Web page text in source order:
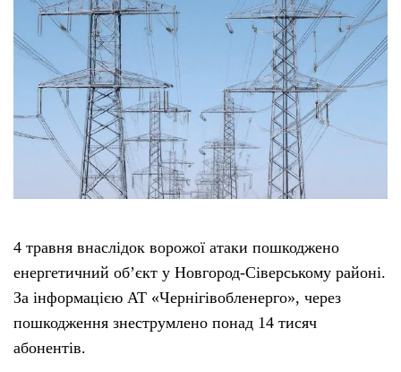
4 травня внаслідок ворожої атаки пошкоджено
енергетичний об’єкт у Новгород-Сіверському районі.
За інформацією АТ «Чернігівобленерго», через
пошкодження знеструмлено понад 14 тисяч
абонентів.